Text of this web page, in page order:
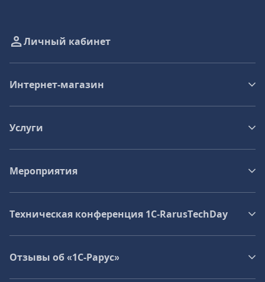
Личный кабинет
Интернет-магазин
Услуги
Мероприятия
Техническая конференция 1C‑RarusTechDay
Отзывы об «1С-Рарус»